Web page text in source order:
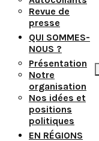
Revue de
presse
QUI SOMMES-
NOUS ?
Présentation
Notre
organisation
Nos idées et
positions
politiques
EN RÉGIONS